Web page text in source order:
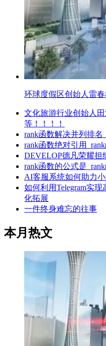
环球度假区创始人雷
文化旅游行业创始人
等！！！！
rank函数解决并列排
rank函数绝对引用
DEVELOP德凡荣耀担
rank函数的公式是
AI客服系统如何助力
如何利用Telegram实
化拓展
一件终身难忘的往事
本月热文